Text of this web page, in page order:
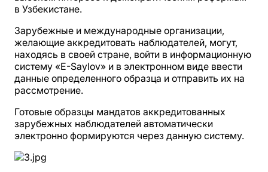
в Узбекистане.
Зарубежные и международные организации,
желающие аккредитовать наблюдателей, могут,
находясь в своей стране, войти в информационную
систему «E-Saylov» и в электронном виде ввести
данные определенного образца и отправить их на
рассмотрение.
Готовые образцы мандатов аккредитованных
зарубежных наблюдателей автоматически
электронно формируются через данную систему.